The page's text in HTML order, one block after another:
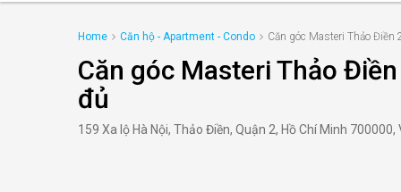
Tất cả tin Villa
Home Căn hộ - Apartment - Condo Căn góc Masteri Thảo
Căn góc Masteri Thảo
đủ
159 Xa lộ Hà Nội, Thảo Điền, Quận 2, Hồ Chí Minh 700000,